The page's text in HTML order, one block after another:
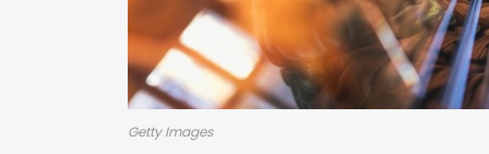
Getty Images